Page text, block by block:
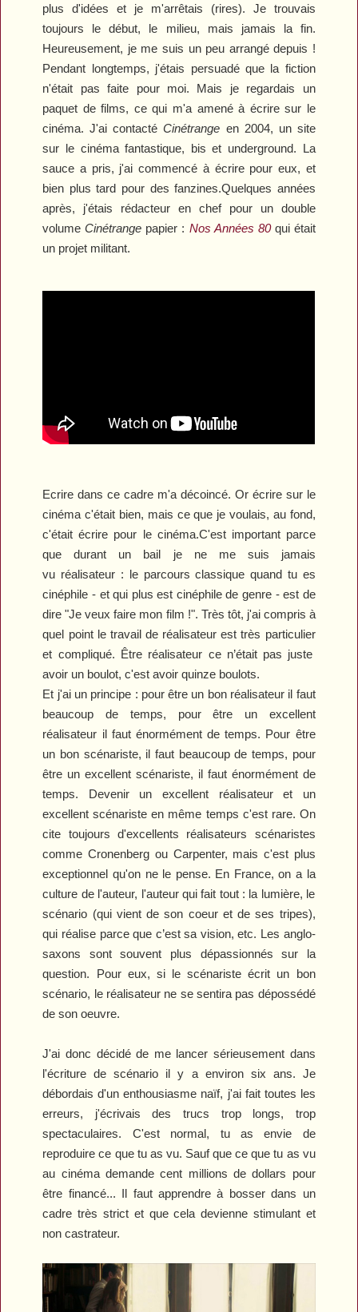
plus d'idées et je m'arrêtais (rires). Je trouvais
toujours le début, le milieu, mais jamais la fin.
Heureusement, je me suis un peu arrangé depuis !
Pendant longtemps, j'étais persuadé que la fiction
n'était pas faite pour moi. Mais je regardais un
paquet de films, ce qui m'a amené à écrire sur le
cinéma. J'ai contactéCinétrange en 2004, un site
sur le cinéma fantastique, bis et underground. La
sauce a pris, j'ai commencé à écrire pour eux, et
bien plus tard pour des fanzines.Quelques années
après, j'étais rédacteur en chef pour un double
volumeCinétrange papier : Nos Années 80qui était
un projet militant.
Ecrire dans ce cadre m'a décoincé. Or écrire sur le
cinéma c'était bien, mais ce que je voulais, au fond,
c'était écrire pour le cinéma.C'est important parce
que durant un bail je ne me suis jamais
vu réalisateur : le parcours classique quand tu es
cinéphile -et qui plus est cinéphile de genre -est de
dire"Je veux faire mon film !". Très tôt, j'ai compris à
quel point le travail de réalisateur est très particulier
et compliqué. Être réalisateur ce n’était pas juste
avoir un boulot, c'estavoirquinze boulots.
Et j'ai un principe : pour être un bon réalisateur il faut
beaucoup de temps, pour être un excellent
réalisateur il faut énormément de temps. Pour être
un bon scénariste, il faut beaucoup de temps, pour
être un excellent scénariste, il faut énormément de
temps. Devenir un excellent réalisateur et un
excellent scénariste en même temps c'est rare. On
cite toujours d'excellents réalisateurs scénaristes
comme Cronenberg ou Carpenter, mais c'est plus
exceptionnel qu'on ne le pense. En France, on a la
culture de l'auteur, l'auteur qui fait tout : la lumière, le
scénario (qui vient de son coeur et de ses tripes),
qui réalise parce que c’est sa vision, etc. Les anglo-
saxons sont souvent plus dépassionnés sur la
question. Pour eux, si le scénariste écrit un bon
scénario, le réalisateur ne se sentira pas dépossédé
de son oeuvre.
J'ai donc décidé de me lancer sérieusement dans
l'écriture de scénario il y a environ six ans. Je
débordais d'un enthousiasme naïf, j'ai fait toutes les
erreurs, j'écrivais des trucs trop longs, trop
spectaculaires. C'est normal, tu as envie de
reproduire ce que tu as vu. Sauf que ce que tu as vu
au cinéma demande cent millions de dollars pour
être financé... Il faut apprendre à bosser dans un
cadre très strict et que cela devienne stimulant et
non castrateur.